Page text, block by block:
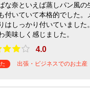
な奈といえば蒸しパン風
付いていて本格的でした
はしっかり付いていまし
美味しく感じました。
4.0
出張・ビジネスでのお土産